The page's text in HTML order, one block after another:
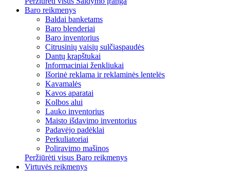
Baro reikmenys
Baldai banketams
Baro blenderiai
Baro inventorius
Citrusinių vaisių sulčiaspaudės
Dantų krapštukai
Informaciniai ženkliukai
Išorinė reklama ir reklaminės lentelės
Kavamalės
Kavos aparatai
Kolbos alui
Lauko inventorius
Maisto išdavimo inventorius
Padavėjo padėklai
Perkuliatoriai
Poliravimo mašinos
Peržiūrėti visus Baro reikmenys
Virtuvės reikmenys